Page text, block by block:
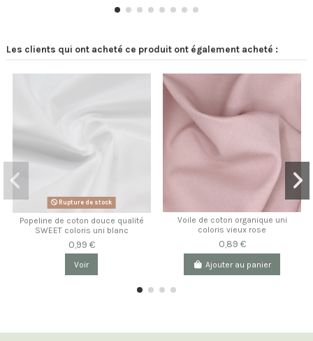
Les clients qui ont acheté ce produit ont également acheté :
Rupture de stock
Popeline de coton douce qualité
SWEET coloris uni blanc
0,99 €
Voir
Voile de coton organique uni
coloris vieux rose
0,89 €
Ajouter au panier